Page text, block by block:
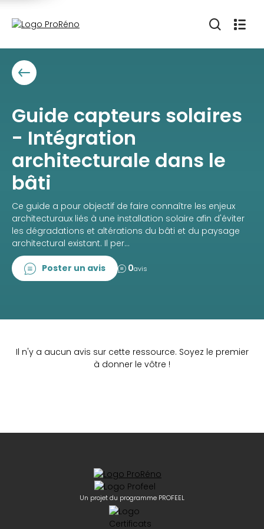
Guide capteurs solaires
- Intégration
architecturale dans le
bâti
Ce guide a pour objectif de faire connaître les enjeux
architecturaux liés à une installation solaire afin d'éviter
les dégradations et altérations du bâti et du paysage
architectural existant. Il per...
Poster un avis 0avis
Il n'y a aucun avis sur cette ressource. Soyez le premier
à donner le vôtre !
Un projet du programme PROFEEL